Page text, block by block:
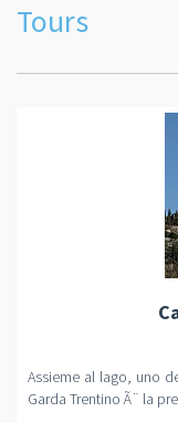
Tours
Assieme al lago, uno
Garda Trentino Ã¨ la